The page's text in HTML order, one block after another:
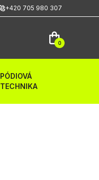
+420 705 980 307
0
PÓDIOVÁ
TECHNIKA